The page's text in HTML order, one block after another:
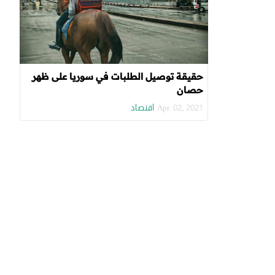
حقيقة توصيل الطلبات في سوريا على ظهر
حصان
Apr. 02, 2021 اقتصاد